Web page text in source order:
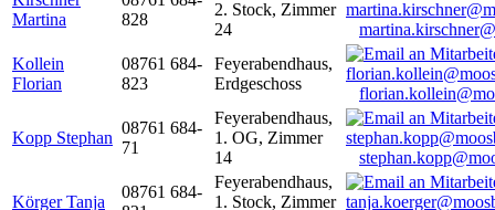
Martina
828
2. Stock, Zimmer
24
Kollein
Florian
08761 684-
823
Feyerabendhaus,
Erdgeschoss
Kopp Stephan
08761 684-
71
Feyerabendhaus,
1. OG, Zimmer
14
Körger Tanja
08761 684-
Feyerabendhaus,
1. Stock, Zimmer